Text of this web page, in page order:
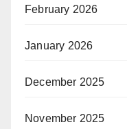
February 2026
January 2026
December 2025
November 2025